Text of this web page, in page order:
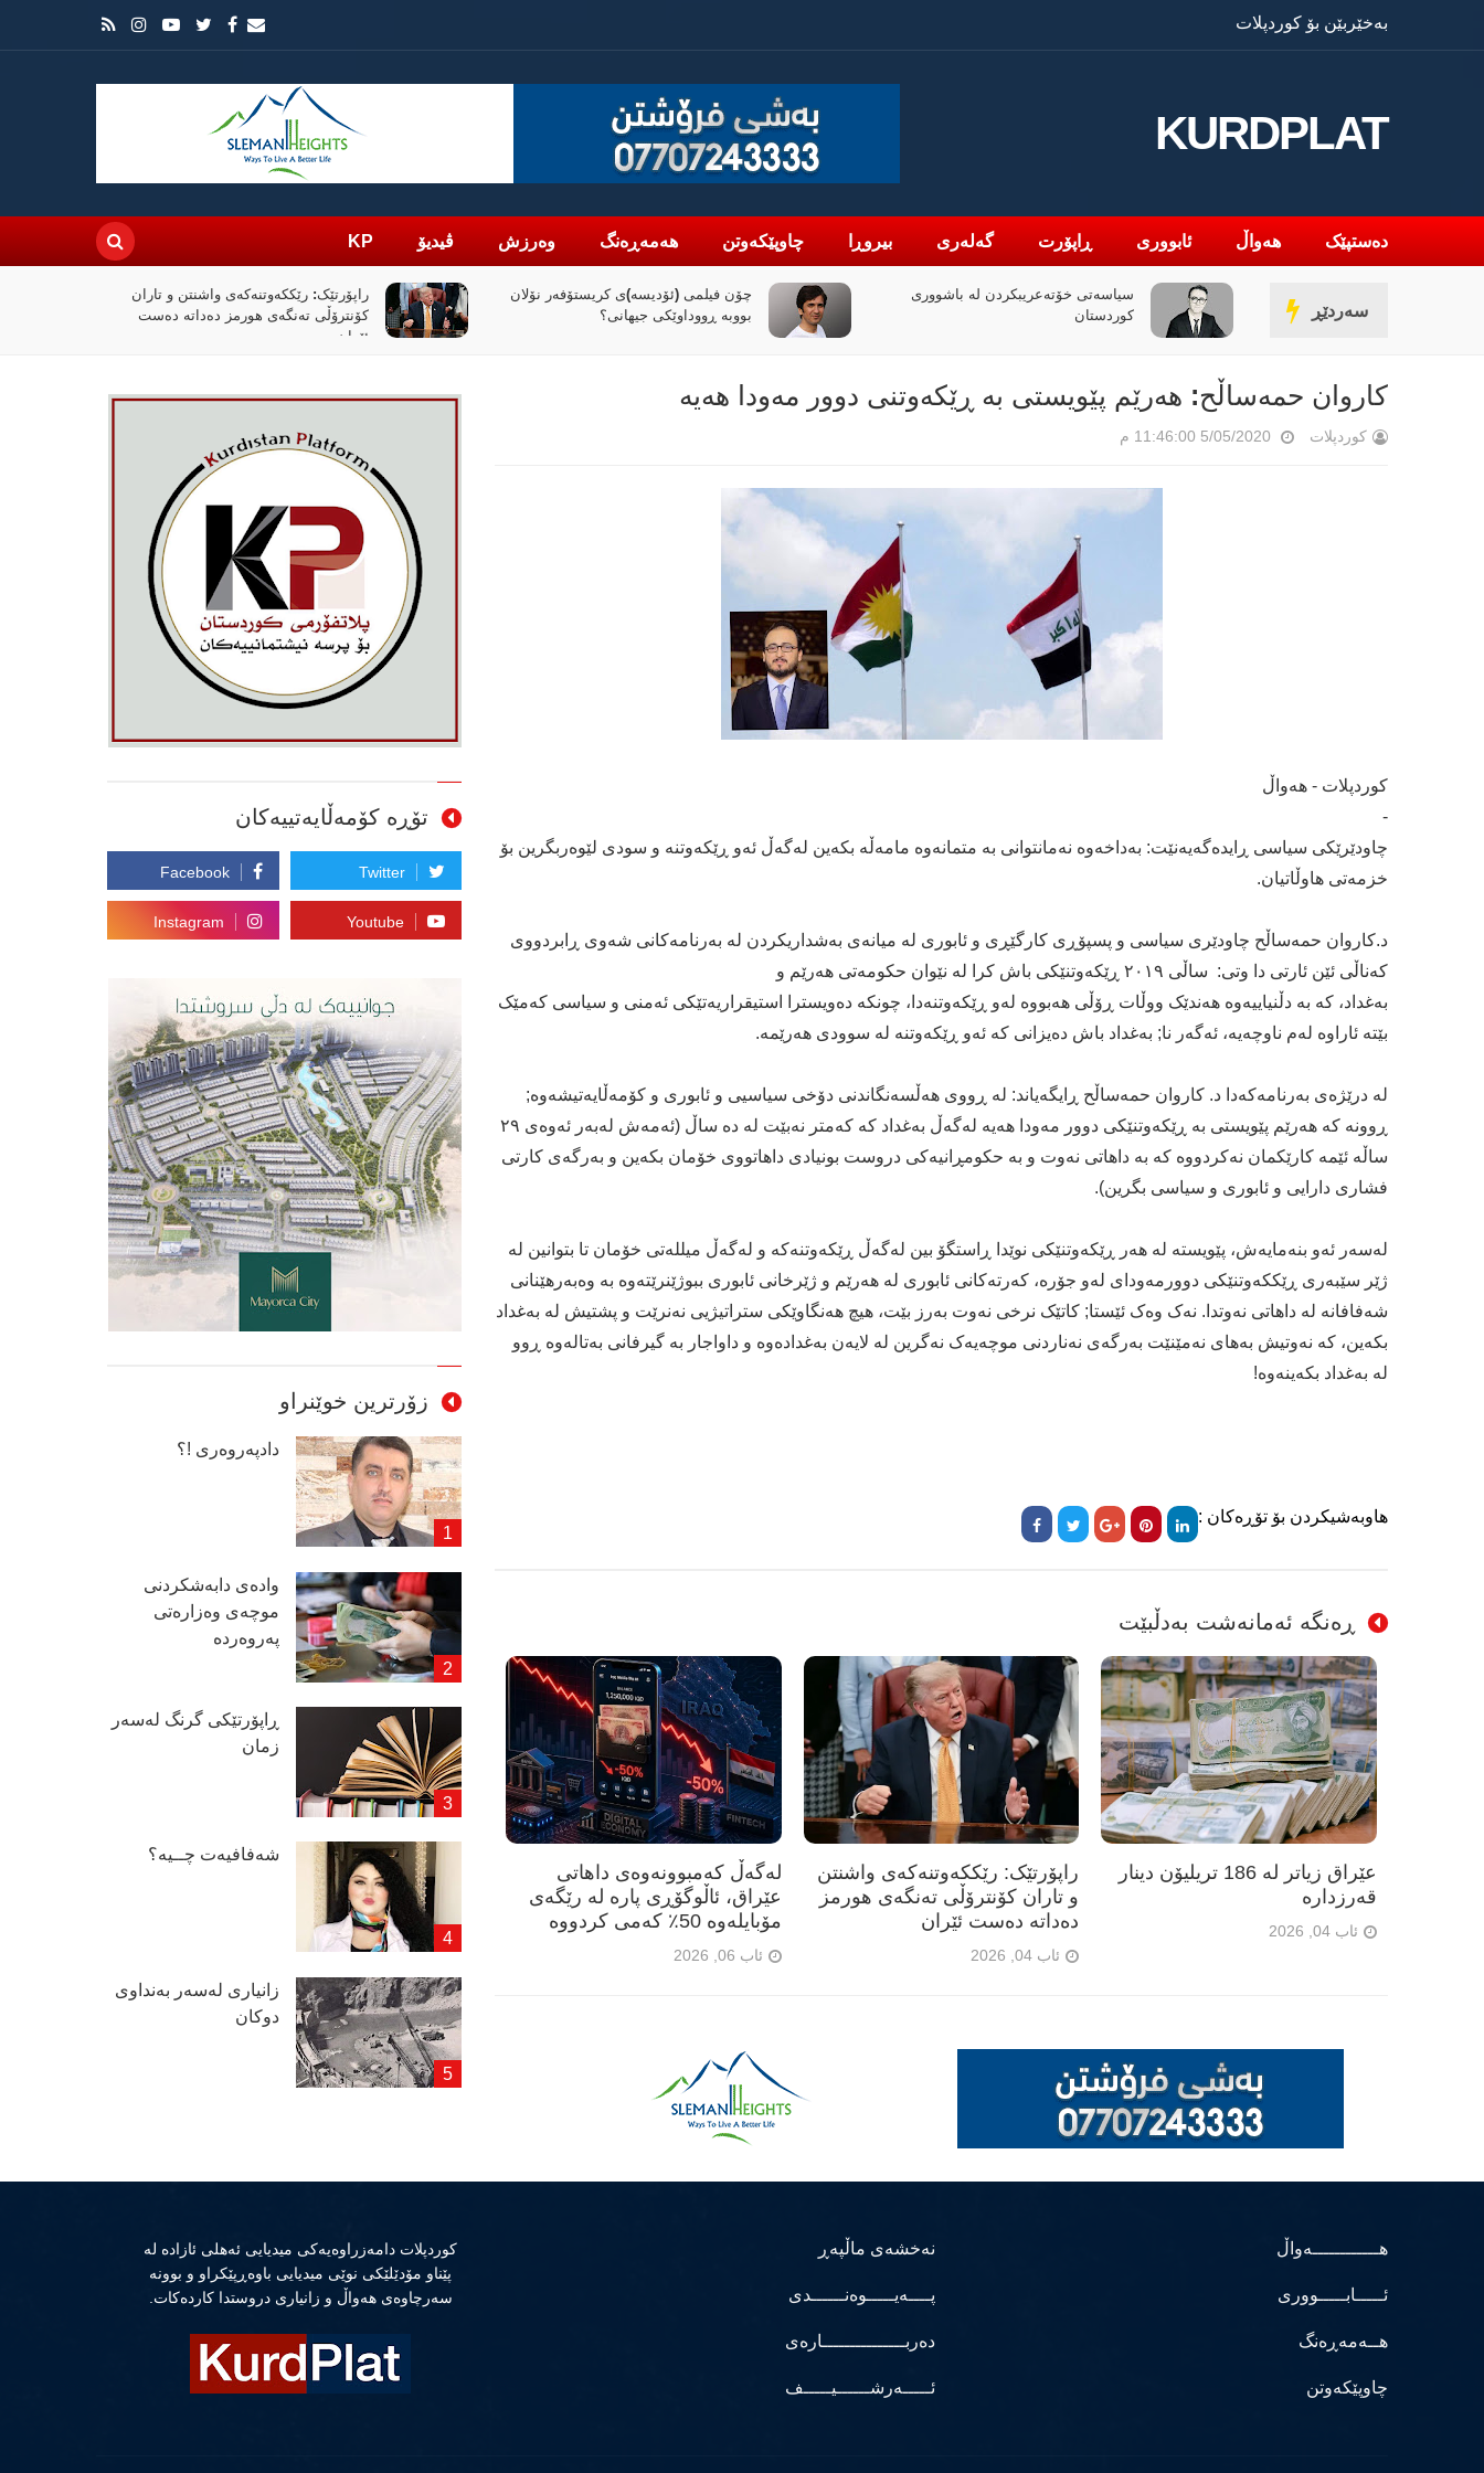
بەخێربێن بۆ کوردپلات
KURDPLAT
دەستپێک هەواڵ ئابووری ڕاپۆرت گەلەری بیروڕا چاوپێکەوتن هەمەڕەنگ وەرزش ڤیدیۆ KP
سەردێڕ
سیاسەتی خۆتەعریبکردن لە باشووری
کوردستان
چۆن فیلمی (ئۆدیسە)ی کریستۆفەر نۆلان
بووبە ڕووداوێکی جیهانی؟
راپۆرتێک: رێککەوتنەکەی واشنتن و تاران
کۆنترۆڵی تەنگەی هورمز دەداتە دەست
ئێران
كاروان حمەساڵح: هەرێم پێویستی بە ڕێكەوتنی دوور مەودا هەیە
کوردپلات 5/05/2020 11:46:00 م
كوردپلات - هەواڵ
-
چاودێرێكی سیاسی ڕایدەگەیەنێت: بەداخەوە نەمانتوانی بە متمانەوە مامەڵە بکەین لەگەڵ ئەو ڕێکەوتنە و سودی لێوەربگرین بۆ
خزمەتی هاوڵاتیان.
د.كاروان حمەساڵح چاودێری سیاسی و پسپۆڕی كارگێڕی و ئابوری لە میانەی بەشداریكردن لە بەرنامەكانی شەوی ڕابردووی
كەناڵی ئێن ئارتی دا وتی: ساڵی ٢٠١٩ ڕێکەوتنێکی باش کرا لە نێوان حکومەتی هەرێم و
بەغداد، کە بە دڵنیاییەوە هەندێک ووڵات ڕۆڵی هەبووە لەو ڕێکەوتنەدا، چونکە دەویسترا استیقراریەتێکی ئەمنی و سیاسی کەمێک
بێتە ئاراوە لەم ناوچەیە، ئەگەر نا; بەغداد باش دەیزانی کە ئەو ڕێکەوتنە لە سوودی هەرێمە.
لە درێژەی بەرنامەكەدا د. كاروان حمەساڵح ڕایگەیاند: لە ڕووی هەڵسەنگاندنی دۆخی سیاسیی و ئابوری و کۆمەڵایەتیشەوە;
ڕوونە کە هەرێم پێویستی بە ڕێکەوتنێکی دوور مەودا هەیە لەگەڵ بەغداد کە کەمتر نەبێت لە دە ساڵ (ئەمەش لەبەر ئەوەی ٢٩
ساڵە ئێمە کارێکمان نەکردووە کە بە داهاتی نەوت و بە حکومڕانیەکی دروست بونیادی داهاتووی خۆمان بکەین و بەرگەی کارتی
فشاری دارایی و ئابوری و سیاسی بگرین).
لەسەر ئەو بنەمایەش، پێویستە لە هەر ڕێکەوتنێکی نوێدا ڕاستگۆ بین لەگەڵ ڕێکەوتنەکە و لەگەڵ میللەتی خۆمان تا بتوانین لە
ژێر سێبەری ڕێککەوتنێکی دوورمەودای لەو جۆرە، کەرتەکانی ئابوری لە هەرێم و ژێرخانی ئابوری ببوژێنرێتەوە بە وەبەرهێنانی
شەفافانە لە داهاتی نەوتدا. نەک وەک ئێستا; کاتێک نرخی نەوت بەرز بێت، هیچ هەنگاوێکی ستراتیژیی نەنرێت و پشتیش لە بەغداد
بکەین، کە نەوتیش بەهای نەمێنێت بەرگەی نەناردنی موچەیەک نەگرین لە لایەن بەغدادەوە و داواجار بە گیرفانی بەتالەوە ڕوو
لە بەغداد بکەینەوە!
هاوبەشیکردن بۆ تۆڕەکان :
ڕەنگە ئەمانەشت بەدڵبێت
لەگەڵ کەمبوونەوەی داهاتی
عێراق، ئاڵوگۆڕی پارە لە رێگەی
مۆبایلەوە 50٪ کەمی کردووە
ئاب 06, 2026
راپۆرتێک: رێککەوتنەکەی واشنتن
و تاران کۆنترۆڵی تەنگەی هورمز
دەداتە دەست ئێران
ئاب 04, 2026
عێراق زیاتر لە 186 تریلیۆن دینار
قەرزدارە
ئاب 04, 2026
تۆڕە کۆمەڵایەتییەکان
زۆرترین خوێنراو
دادپەروەری !؟
وادەی دابەشكردنی
موچەی وەزارەتی
پەروەردە
ڕاپۆرتێكی گرنگ لەسەر
زمان
شەفافیەت چــیە؟
زانیاری لەسەر بەنداوی
دوكان
هــــــــــــەواڵ
ئـــــابـــــووری
هــەمەڕەنگ
چاوپێکەوتن
نەخشەی ماڵپەڕ
پــــەیـــــوەنــــــدی
دەربـــــــــــــــارەی
ئـــــەرشــــــیـــــف
كوردپلات دامەزراوەیەكی میدیایی ئەهلی ئازادە لە
پێناو مۆدێلێكی نوێی میدیایی باوەڕپێكراو و بوونە
سەرچاوەی هەواڵ و زانیاری دروستدا كاردەكات.